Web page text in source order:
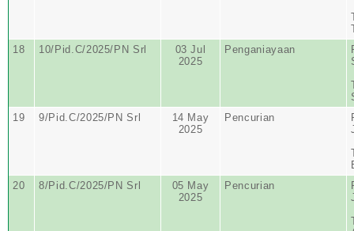
18
10/Pid.C/2025/PN Srl
03 Jul
2025
Penganiayaan
19
9/Pid.C/2025/PN Srl
14 May
2025
Pencurian
20
8/Pid.C/2025/PN Srl
05 May
2025
Pencurian